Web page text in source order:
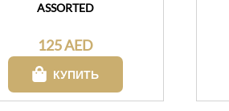
ASSORTED
125 AED
КУПИТЬ